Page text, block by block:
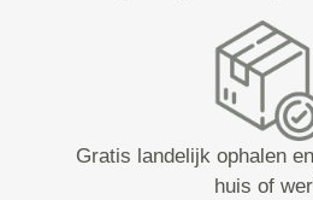
Gratis landelijk ophalen
huis of